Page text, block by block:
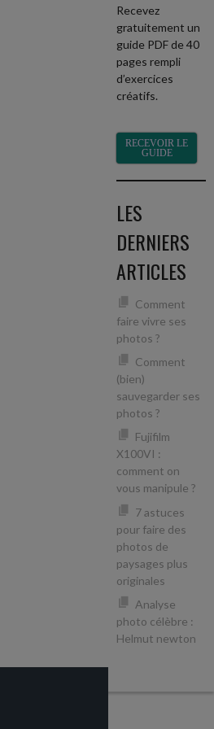
Recevez
gratuitement un
guide PDF de 40
pages rempli
d’exercices
créatifs.
RECEVOIR LE
GUIDE
LES
DERNIERS
ARTICLES
Comment
faire vivre ses
photos ?
Comment
(bien)
sauvegarder ses
photos ?
Fujifilm
X100VI :
comment on
vous manipule ?
7 astuces
pour faire des
photos de
paysages plus
originales
Analyse
photo célèbre :
Helmut newton